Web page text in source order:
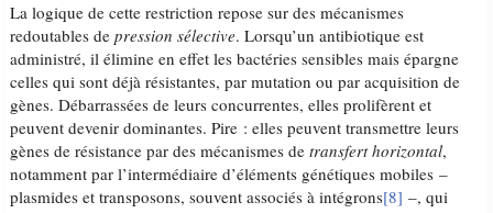
La logique de cette restriction repose sur des mécanismes
redoutables depression sélective. Lorsqu’un antibiotique est
administré, il élimine en effet les bactéries sensibles mais épargne
celles qui sont déjà résistantes, par mutation ou par acquisition de
gènes. Débarrassées de leurs concurrentes, elles prolifèrent et
peuvent devenir dominantes. Pire : elles peuvent transmettre leurs
gènes de résistance par des mécanismes detransfert horizontal,
notamment par l’intermédiaire d’éléments génétiques mobiles –
plasmides et transposons, souvent associés à intégrons[8] –, qui